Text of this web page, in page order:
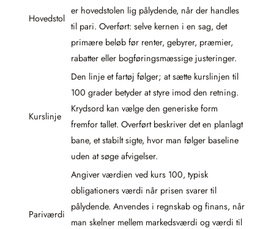
Hovedstol
er hovedstolen lig pålydende, når der handles
til pari. Overført: selve kernen i en sag, det
primære beløb før renter, gebyrer, præmier,
rabatter eller bogføringsmæssige justeringer.
Kurslinje
Den linje et fartøj følger; at sætte kurslinjen til
100 grader betyder at styre imod den retning.
Krydsord kan vælge den generiske form
fremfor tallet. Overført beskriver det en planlagt
bane, et stabilt sigte, hvor man følger baseline
uden at søge afvigelser.
Pariværdi
Angiver værdien ved kurs 100, typisk
obligationers værdi når prisen svarer til
pålydende. Anvendes i regnskab og finans, når
man skelner mellem markedsværdi og værdi til